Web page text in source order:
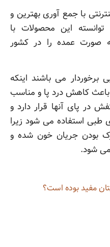
با جمع آوری بهترین و
توانسته این محصولات با
صورت عمده را در کشور
برخوردار می باشند اینکه
کاهش درد پا و مناسب
در پای آنها قرار دارد و
طبی استفاده می شود زیرا
بودن جریان خون شده و
شود.
مفید بوده است؟